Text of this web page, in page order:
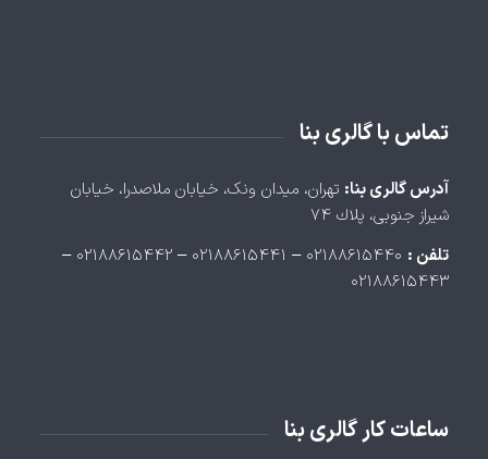
تماس با گالری بنا
آدرس گالری بنا: تهران، ميدان ونک، خيابان ملاصدرا، خيابان
شيراز جنوبی، پلاك ۷۴
تلفن :
۰۲۱۸۸۶۱۵۴۴۰ – ۰۲۱۸۸۶۱۵۴۴۱ – ۰۲۱۸۸۶۱۵۴۴۲ –
۰۲۱۸۸۶۱۵۴۴۳
ساعات کار گالری بنا